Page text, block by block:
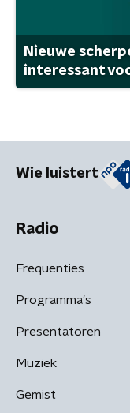
Nieuwe
interessant
Wie luistert
Radio
Frequenties
Programma's
Presentatoren
Muziek
Gemist